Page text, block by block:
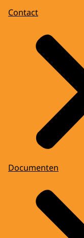
Contact
Documenten